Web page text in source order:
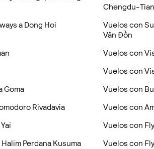
Chengdu-
a Dong Hoi
Vuelos con
Vân Đồn
Vuelos con
Vuelos con
Goma
Vuelos con
Rivadavia
Vuelos con
Vuelos con
Perdana Kusuma
Vuelos con